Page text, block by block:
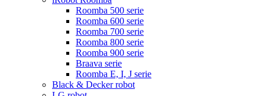
Roomba 500 serie
Roomba 600 serie
Roomba 700 serie
Roomba 800 serie
Roomba 900 serie
Braava serie
Roomba E, I, J serie
Black & Decker robot